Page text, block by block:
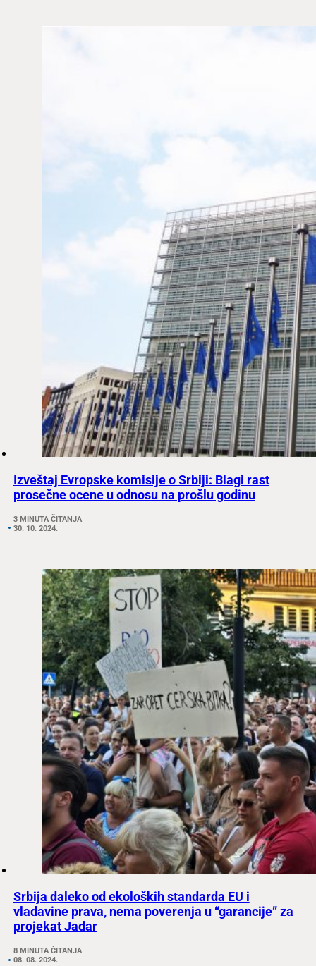
Izveštaj Evropske komisije o Srbiji: Blagi rast
prosečne ocene u odnosu na prošlu godinu
3 MINUTA ČITANJA
30. 10. 2024.
Srbija daleko od ekoloških standarda EU i
vladavine prava, nema poverenja u “garancije” za
projekat Jadar
8 MINUTA ČITANJA
08. 08. 2024.